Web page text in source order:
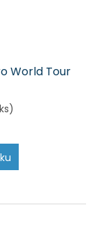
World Tour